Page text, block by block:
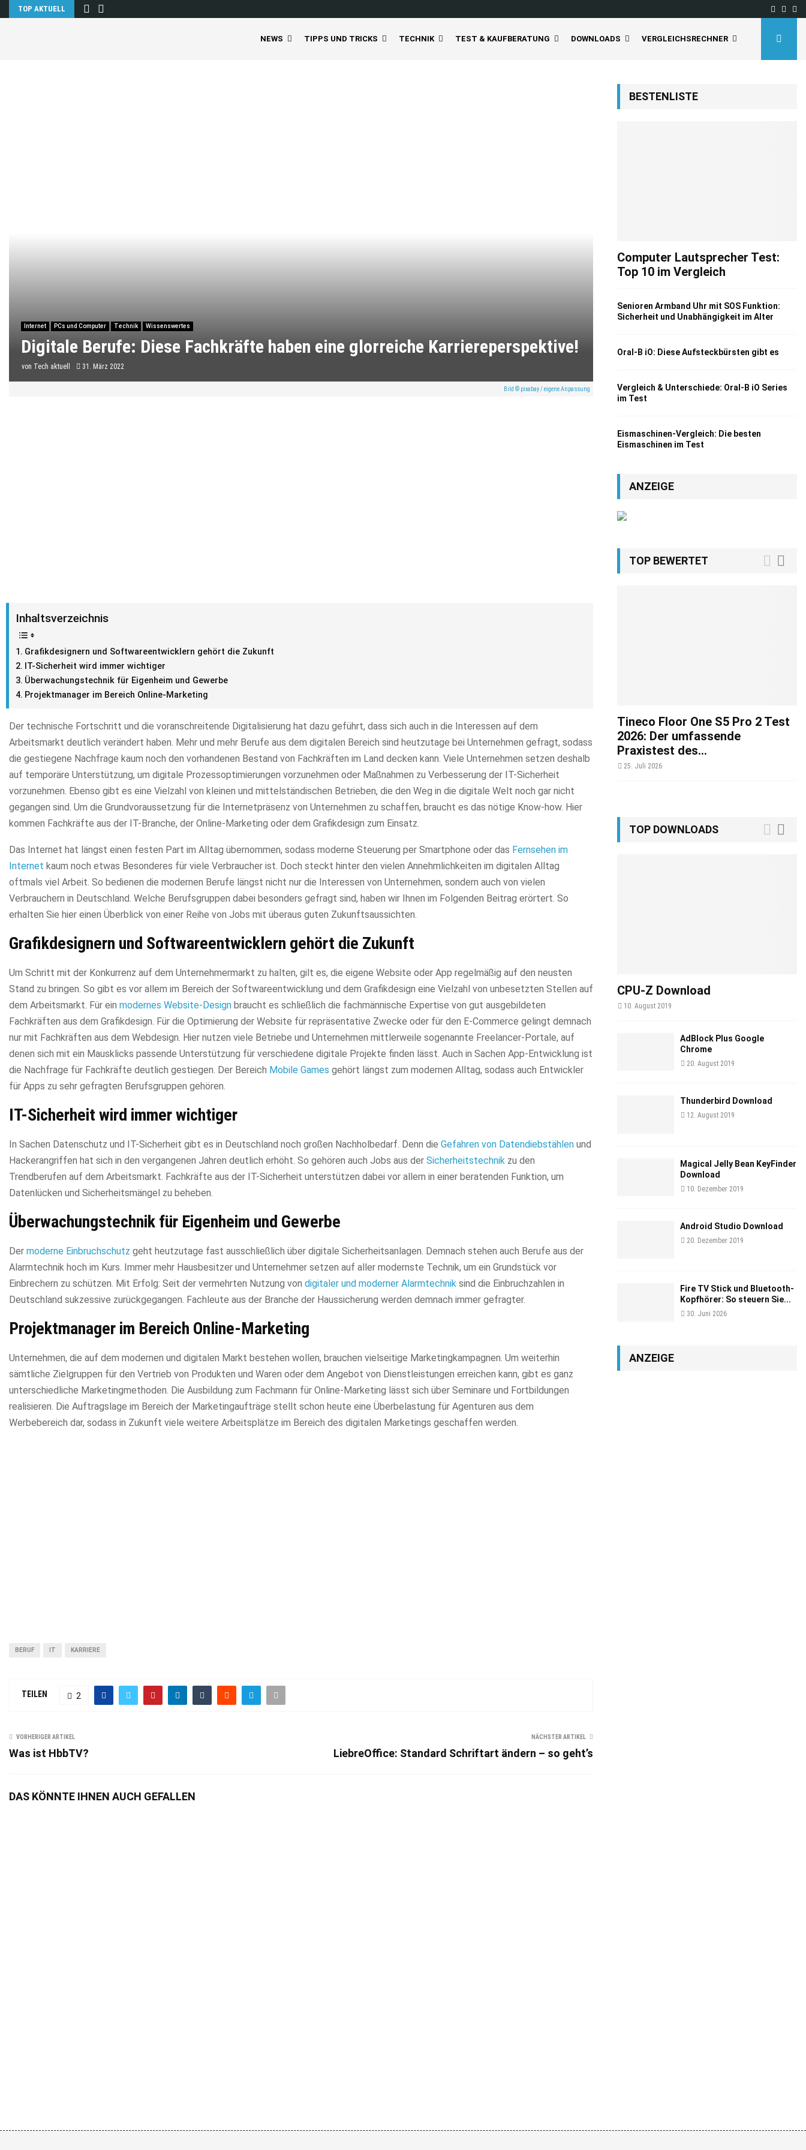
TOP AKTUELL
NEWS TIPPS UND TRICKS TECHNIK TEST & KAUFBERATUNG DOWNLOADS VERGLEICHSRECHNER
Internet PCs und Computer Technik Wissenswertes
Digitale Berufe: Diese Fachkräfte haben eine glorreiche Karriereperspektive!
von Tech aktuell 31. März 2022
Bild © pixabay / eigene Anpassung
Inhaltsverzeichnis
Grafikdesignern und Softwareentwicklern gehört die Zukunft
IT-Sicherheit wird immer wichtiger
Überwachungstechnik für Eigenheim und Gewerbe
Projektmanager im Bereich Online-Marketing
Der technische Fortschritt und die voranschreitende Digitalisierung hat dazu geführt, dass sich auch in die Interessen auf dem
Arbeitsmarkt deutlich verändert haben. Mehr und mehr Berufe aus dem digitalen Bereich sind heutzutage bei Unternehmen gefragt, sodass
die gestiegene Nachfrage kaum noch den vorhandenen Bestand von Fachkräften im Land decken kann. Viele Unternehmen setzen deshalb
auf temporäre Unterstützung, um digitale Prozessoptimierungen vorzunehmen oder Maßnahmen zu Verbesserung der IT-Sicherheit
vorzunehmen. Ebenso gibt es eine Vielzahl von kleinen und mittelständischen Betrieben, die den Weg in die digitale Welt noch gar nicht
gegangen sind. Um die Grundvoraussetzung für die Internetpräsenz von Unternehmen zu schaffen, braucht es das nötige Know-how. Hier
kommen Fachkräfte aus der IT-Branche, der Online-Marketing oder dem Grafikdesign zum Einsatz.
Das Internet hat längst einen festen Part im Alltag übernommen, sodass moderne Steuerung per Smartphone oder das Fernsehen im
Internet kaum noch etwas Besonderes für viele Verbraucher ist. Doch steckt hinter den vielen Annehmlichkeiten im digitalen Alltag
oftmals viel Arbeit. So bedienen die modernen Berufe längst nicht nur die Interessen von Unternehmen, sondern auch von vielen
Verbrauchern in Deutschland. Welche Berufsgruppen dabei besonders gefragt sind, haben wir Ihnen im Folgenden Beitrag erörtert. So
erhalten Sie hier einen Überblick von einer Reihe von Jobs mit überaus guten Zukunftsaussichten.
Grafikdesignern und Softwareentwicklern gehört die Zukunft
Um Schritt mit der Konkurrenz auf dem Unternehmermarkt zu halten, gilt es, die eigene Website oder App regelmäßig auf den neusten
Stand zu bringen. So gibt es vor allem im Bereich der Softwareentwicklung und dem Grafikdesign eine Vielzahl von unbesetzten Stellen auf
dem Arbeitsmarkt. Für ein modernes Website-Design braucht es schließlich die fachmännische Expertise von gut ausgebildeten
Fachkräften aus dem Grafikdesign. Für die Optimierung der Website für repräsentative Zwecke oder für den E-Commerce gelingt demnach
nur mit Fachkräften aus dem Webdesign. Hier nutzen viele Betriebe und Unternehmen mittlerweile sogenannte Freelancer-Portale, auf
denen sich mit ein Mausklicks passende Unterstützung für verschiedene digitale Projekte finden lässt. Auch in Sachen App-Entwicklung ist
die Nachfrage für Fachkräfte deutlich gestiegen. Der Bereich Mobile Games gehört längst zum modernen Alltag, sodass auch Entwickler
für Apps zu sehr gefragten Berufsgruppen gehören.
IT-Sicherheit wird immer wichtiger
In Sachen Datenschutz und IT-Sicherheit gibt es in Deutschland noch großen Nachholbedarf. Denn die Gefahren von Datendiebstählen und
Hackerangriffen hat sich in den vergangenen Jahren deutlich erhöht. So gehören auch Jobs aus der Sicherheitstechnik zu den
Trendberufen auf dem Arbeitsmarkt. Fachkräfte aus der IT-Sicherheit unterstützen dabei vor allem in einer beratenden Funktion, um
Datenlücken und Sicherheitsmängel zu beheben.
Überwachungstechnik für Eigenheim und Gewerbe
Der moderne Einbruchschutz geht heutzutage fast ausschließlich über digitale Sicherheitsanlagen. Demnach stehen auch Berufe aus der
Alarmtechnik hoch im Kurs. Immer mehr Hausbesitzer und Unternehmer setzen auf aller modernste Technik, um ein Grundstück vor
Einbrechern zu schützen. Mit Erfolg: Seit der vermehrten Nutzung von digitaler und moderner Alarmtechnik sind die Einbruchzahlen in
Deutschland sukzessive zurückgegangen. Fachleute aus der Branche der Haussicherung werden demnach immer gefragter.
Projektmanager im Bereich Online-Marketing
Unternehmen, die auf dem modernen und digitalen Markt bestehen wollen, brauchen vielseitige Marketingkampagnen. Um weiterhin
sämtliche Zielgruppen für den Vertrieb von Produkten und Waren oder dem Angebot von Dienstleistungen erreichen kann, gibt es ganz
unterschiedliche Marketingmethoden. Die Ausbildung zum Fachmann für Online-Marketing lässt sich über Seminare und Fortbildungen
realisieren. Die Auftragslage im Bereich der Marketingaufträge stellt schon heute eine Überbelastung für Agenturen aus dem
Werbebereich dar, sodass in Zukunft viele weitere Arbeitsplätze im Bereich des digitalen Marketings geschaffen werden.
BERUF IT KARRIERE
TEILEN 2
VORHERIGER ARTIKEL
Was ist HbbTV?
NÄCHSTER ARTIKEL
LiebreOffice: Standard Schriftart ändern – so geht’s
DAS KÖNNTE IHNEN AUCH GEFALLEN
BESTENLISTE
Computer Lautsprecher Test:
Top 10 im Vergleich
Senioren Armband Uhr mit SOS Funktion:
Sicherheit und Unabhängigkeit im Alter
Oral-B iO: Diese Aufsteckbürsten gibt es
Vergleich & Unterschiede: Oral-B iO Series
im Test
Eismaschinen-Vergleich: Die besten
Eismaschinen im Test
ANZEIGE
TOP BEWERTET
Tineco Floor One S5 Pro 2 Test
2026: Der umfassende
Praxistest des...
25. Juli 2026
TOP DOWNLOADS
CPU-Z Download
10. August 2019
AdBlock Plus Google
Chrome
20. August 2019
Thunderbird Download
12. August 2019
Magical Jelly Bean KeyFinder
Download
10. Dezember 2019
Android Studio Download
20. Dezember 2019
Fire TV Stick und Bluetooth-
Kopfhörer: So steuern Sie...
30. Juni 2026
ANZEIGE